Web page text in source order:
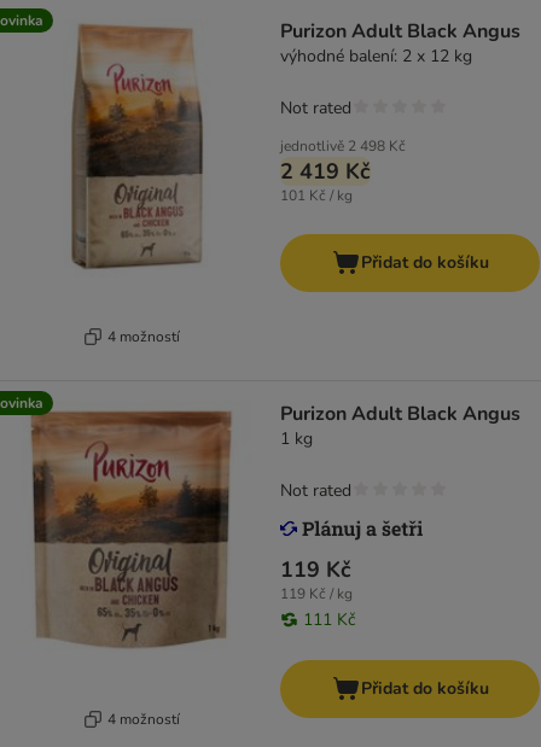
4 možností
Purizon Adult Black Angus
výhodné balení: 2 x 12 kg
jednotlivě 2 498 Kč
2 419 Kč
101 Kč / kg
Not rated
Přidat do košíku
4 možností
Purizon Adult Black Angus
1 kg
119 Kč
119 Kč / kg
111 Kč
Not rated
Přidat do košíku